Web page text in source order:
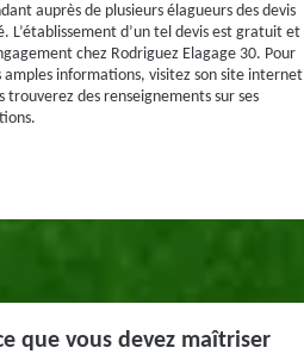
auprès de plusieurs élagueurs des devis
L’établissement d’un tel devis est gratuit et
chez Rodriguez Elagage 30. Pour
amples informations, visitez son site internet
trouverez des renseignements sur ses
que vous devez maîtriser